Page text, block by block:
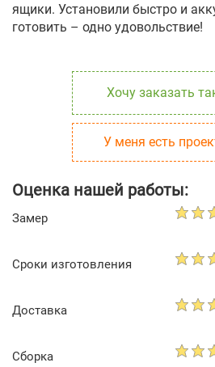
ящики. Установили быстро и
готовить – одно удовольствие!
Хочу заказать
У меня есть
Оценка нашей работы:
Замер
Сроки изготовления
Доставка
Сборка